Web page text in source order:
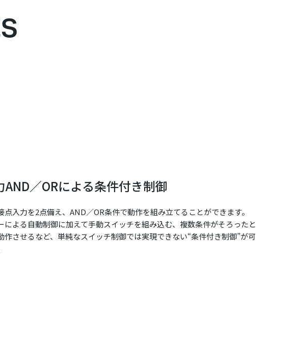
AND／ORによる条件付き制御
点入力を2点備え、AND／OR条件で動作を組み立てることができます。
による自動制御に加えて手動スイッチを組み込む、複数条件がそろったと
作させるなど、単純なスイッチ制御では実現できない“条件付き制御”が可